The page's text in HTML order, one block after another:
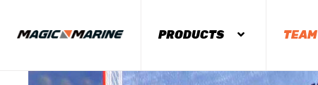
PRODUCTS TEAM